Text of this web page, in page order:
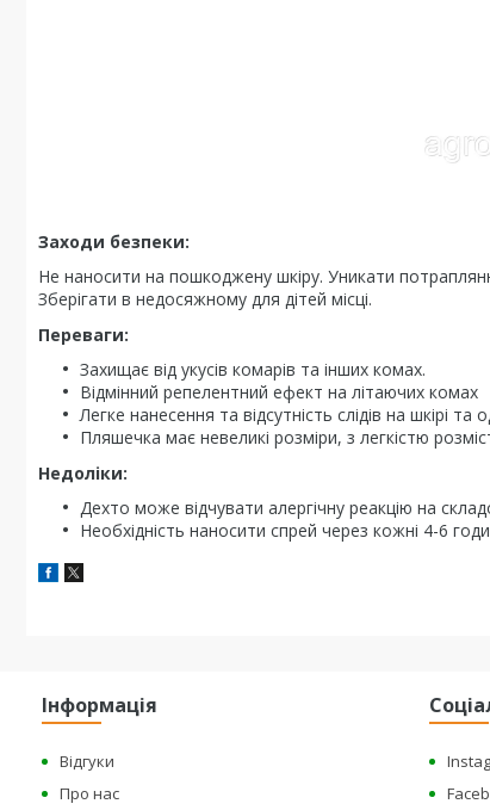
Заходи безпеки:
Не наносити на пошкоджену шкіру. Уникати
Зберігати в недосяжному для дітей місці.
Переваги:
Захищає від укусів комарів та інших комах.
Відмінний репелентний ефект на літаючих комах
Легке нанесення та відсутність слідів на шкірі та
Пляшечка має невеликі розміри, з легкістю
Недоліки:
Дехто може відчувати алергічну реакцію на
Необхідність наносити спрей через кожні 4-6
Інформація
Відгуки
Про нас